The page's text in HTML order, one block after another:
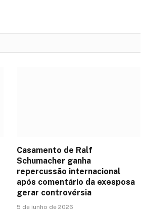
Casamento de Ralf
Schumacher ganha
repercussão internacional
após comentário da exesposa
gerar controvérsia
5 de junho de 2026